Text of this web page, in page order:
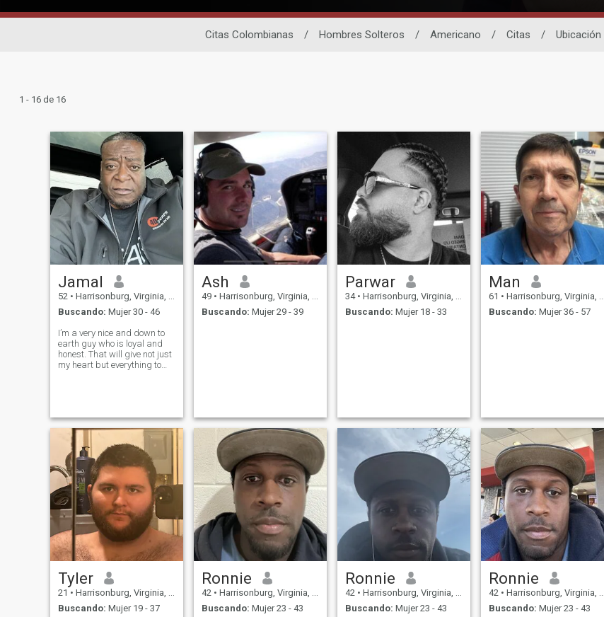
Citas Colombianas / Hombres Solteros / Americano / Citas / Ubicación
1 - 16 de 16
Jamal
52 • Harrisonburg, Virginia, Estados Unidos
Buscando: Mujer 30 - 46
I’m a very nice and down to
earth guy who is loyal and
honest. That will give not just
my heart but everything to
Ash
49 • Harrisonburg, Virginia, Estados Unidos
Buscando: Mujer 29 - 39
Parwar
34 • Harrisonburg, Virginia, Estados Unidos
Buscando: Mujer 18 - 33
Man
61 • Harrisonburg, Virginia, Estados Unidos
Buscando: Mujer 36 - 57
Tyler
21 • Harrisonburg, Virginia, Estados Unidos
Buscando: Mujer 19 - 37
Ronnie
42 • Harrisonburg, Virginia, Estados Unidos
Buscando: Mujer 23 - 43
Ronnie
42 • Harrisonburg, Virginia, Estados Unidos
Buscando: Mujer 23 - 43
Ronnie
42 • Harrisonburg, Virginia, Estados Unidos
Buscando: Mujer 23 - 43